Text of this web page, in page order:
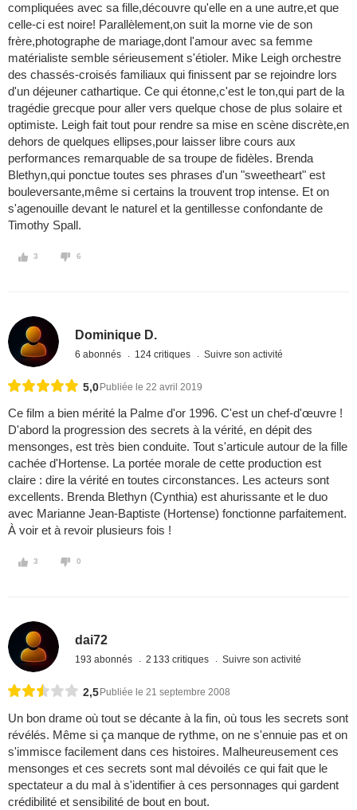
compliquées avec sa fille,découvre qu'elle en a une autre,et que
celle-ci est noire! Parallèlement,on suit la morne vie de son
frère,photographe de mariage,dont l'amour avec sa femme
matérialiste semble sérieusement s'étioler. Mike Leigh orchestre
des chassés-croisés familiaux qui finissent par se rejoindre lors
d'un déjeuner cathartique. Ce qui étonne,c'est le ton,qui part de la
tragédie grecque pour aller vers quelque chose de plus solaire et
optimiste. Leigh fait tout pour rendre sa mise en scène discrète,en
dehors de quelques ellipses,pour laisser libre cours aux
performances remarquable de sa troupe de fidèles. Brenda
Blethyn,qui ponctue toutes ses phrases d'un "sweetheart" est
bouleversante,même si certains la trouvent trop intense. Et on
s'agenouille devant le naturel et la gentillesse confondante de
Timothy Spall.
3 6
Dominique D.
6 abonnés 124 critiques Suivre son activité
5,0 Publiée le 22 avril 2019
Ce film a bien mérité la Palme d'or 1996. C'est un chef-d'œuvre !
D'abord la progression des secrets à la vérité, en dépit des
mensonges, est très bien conduite. Tout s'articule autour de la fille
cachée d'Hortense. La portée morale de cette production est
claire : dire la vérité en toutes circonstances. Les acteurs sont
excellents. Brenda Blethyn (Cynthia) est ahurissante et le duo
avec Marianne Jean-Baptiste (Hortense) fonctionne parfaitement.
À voir et à revoir plusieurs fois !
3 0
dai72
193 abonnés 2 133 critiques Suivre son activité
2,5 Publiée le 21 septembre 2008
Un bon drame où tout se décante à la fin, où tous les secrets sont
révélés. Même si ça manque de rythme, on ne s'ennuie pas et on
s'immisce facilement dans ces histoires. Malheureusement ces
mensonges et ces secrets sont mal dévoilés ce qui fait que le
spectateur a du mal à s'identifier à ces personnages qui gardent
crédibilité et sensibilité de bout en bout.